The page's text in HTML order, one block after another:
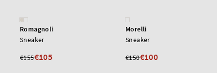
Romagnoli
Sneaker
€155€105
Morelli
Sneaker
€150€100